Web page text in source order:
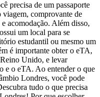
precisa de um passaporte
viagem, comprovante de
acomodação. Além disso,
um local para se
estudantil ou mesmo um
é importante obter o eTA,
Unido, e levar
e o eTA. Ao entender o que
Londres, você pode
tudo o que precisa